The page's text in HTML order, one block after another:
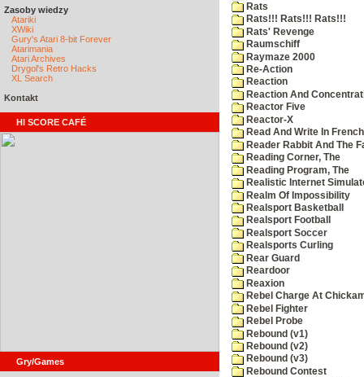
Zasoby wiedzy
Atariki
XWiki
Gury's Atari 8-bit Forever
Atarimania
Atari Archives
Drygol's Retro Hacks
XL Search
Kontakt
HI SCORE CAFÉ
Gry/Games
Rats
Rats!!! Rats!!! Rats!!!
Rats' Revenge
Raumschiff
Raymaze 2000
Re-Action
Reaction
Reaction And
Reactor Five
Reactor-X
Read And Write In
Reader Rabbit And The
Reading Corner, The
Reading Program, The
Realistic Internet
Realm Of Impossibility
Realsport Basketball
Realsport Football
Realsport Soccer
Realsports Curling
Rear Guard
Reardoor
Reaxion
Rebel Charge At
Rebel Fighter
Rebel Probe
Rebound (v1)
Rebound (v2)
Rebound (v3)
Rebound Contest